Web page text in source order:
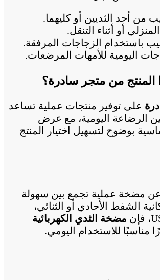
من أحد الثديين أو كليهما.
أو أثناء التنقل.
باستخدام الزجاجات المرفقة.
اليومية للأمهات المرضعات.
المنتج من متجر سادرة؟
على توفير منتجات عملية تساعد
الرضاعة اليومية، مع عرض
بوضوح لتسهيل اختيار المنتج
عن مضخة عملية تجمع بين سهولة
الشفط الأحادي أو الثنائي،
مضخة الثدي الكهربائية
مناسبًا للاستخدام اليومي.